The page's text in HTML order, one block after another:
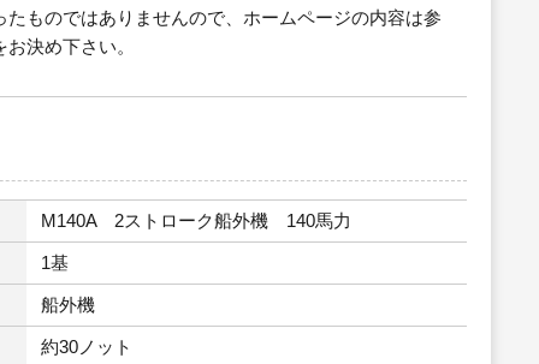
ものではありませんので、ホームページの内容は参
決め下さい。
M140A 2ストローク船外機 140馬力
1基
船外機
約30ノット